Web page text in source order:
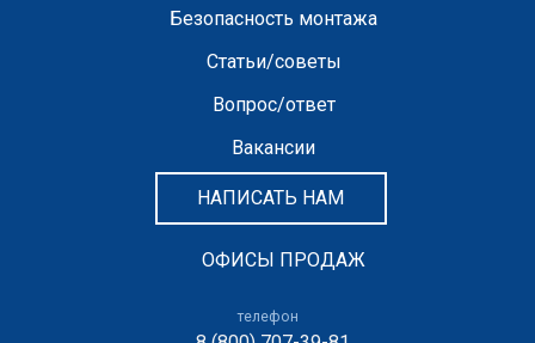
Безопасность монтажа
Статьи/советы
Вопрос/ответ
Вакансии
НАПИСАТЬ НАМ
ОФИСЫ ПРОДАЖ
телефон